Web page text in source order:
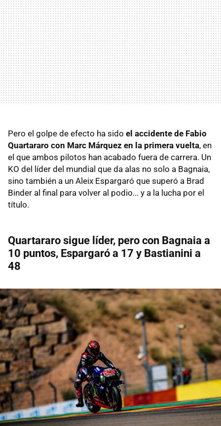
Pero el golpe de efecto ha sido el accidente de Fabio
Quartararo con Marc Márquez en la primera vuelta, en
el que ambos pilotos han acabado fuera de carrera. Un
KO del líder del mundial que da alas no solo a Bagnaia,
sino también a un Aleix Espargaró que superó a Brad
Binder al final para volver al podio... y a la lucha por el
título.
Quartararo sigue líder, pero con Bagnaia a
10 puntos, Espargaró a 17 y Bastianini a
48